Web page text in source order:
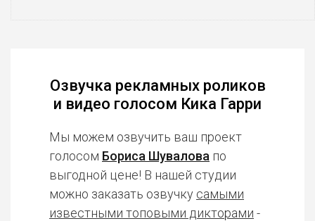
Озвучка рекламных роликов
и видео голосом Кика Гарри
Мы можем озвучить ваш проект
голосом Бориса Шувалова по
выгодной цене! В нашей студии
можно заказать озвучку самыми
известными топовыми дикторами -